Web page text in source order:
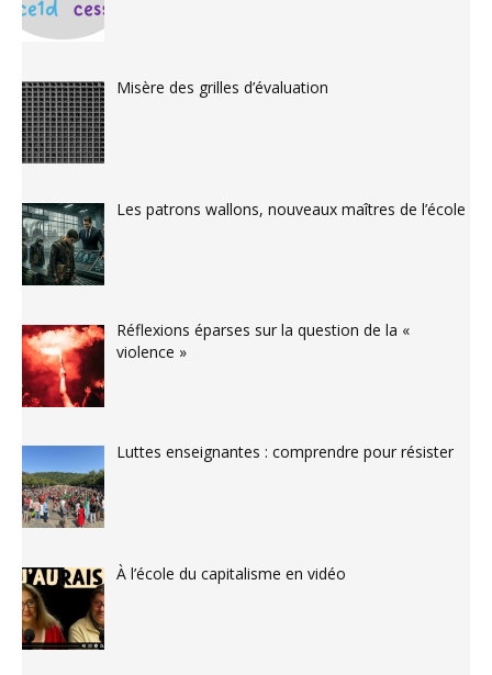
Misère des grilles d’évaluation
Les patrons wallons, nouveaux maîtres de l’école
Réflexions éparses sur la question de la «
violence »
Luttes enseignantes : comprendre pour résister
À l’école du capitalisme en vidéo